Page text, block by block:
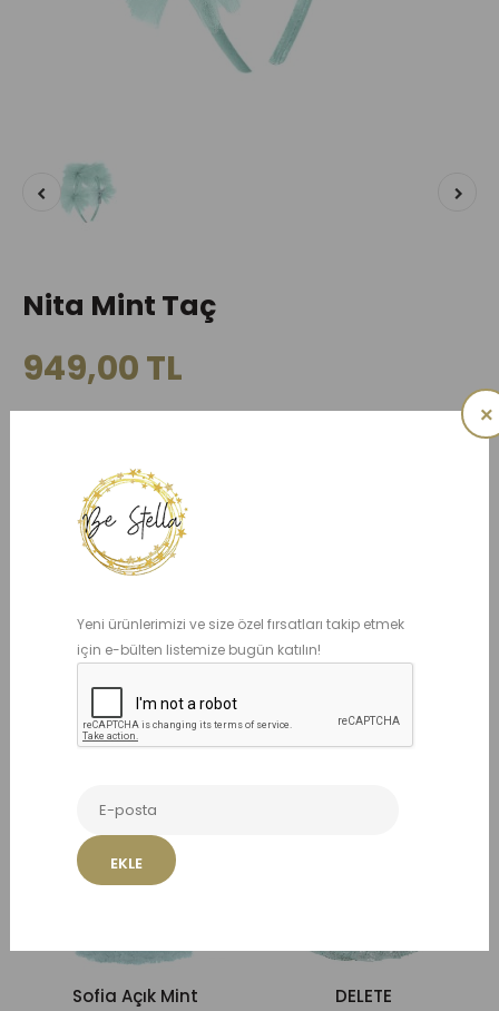
Yeni ürünlerimizi ve size özel fırsatları takip etmek
için e-bülten listemize bugün katılın!
EKLE
×
Nita Mint Taç
949,00 TL
ADET
Benzer Ürünler
İNDIRIMDE
Sofia Açık Mint DELETE